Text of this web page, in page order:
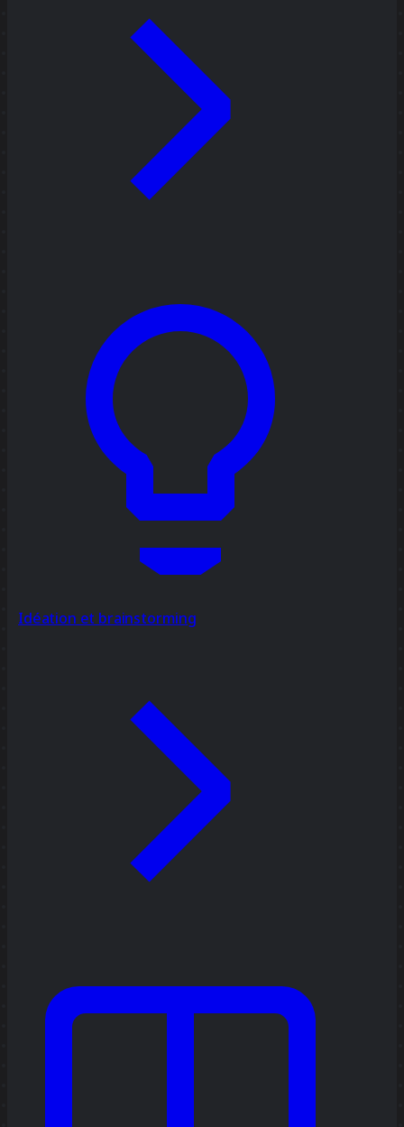
Idéation et brainstorming